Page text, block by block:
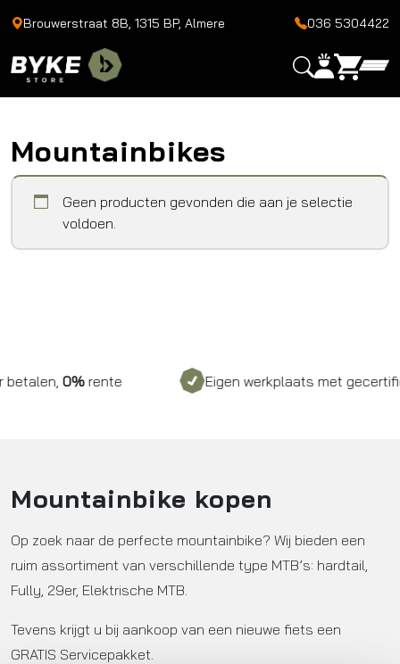
Brouwerstraat 8B, 1315 BP, Almere 036 5304422
Mountainbikes
Geen producten gevonden die aan je selectie
voldoen.
0%rente Eigen werkplaats met
Mountainbike kopen
Op zoek naar de perfecte mountainbike? Wij bieden een
ruim assortiment van verschillende type MTB’s: hardtail,
Fully, 29er, Elektrische MTB.
Tevens krijgt u bij aankoop van een nieuwe fiets een
GRATIS Servicepakket.